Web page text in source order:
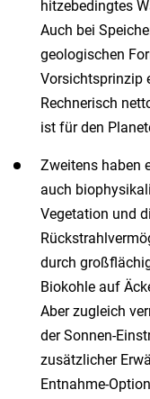
hitzebedingtes
Auch bei
geologischen
Vorsichtsprinzip
Rechnerisch
ist für den
Zweitens haben
auch
Vegetation und
durch
Biokohle auf
Aber zugleich
der Sonnen-
zusätzlicher
Entnahme-